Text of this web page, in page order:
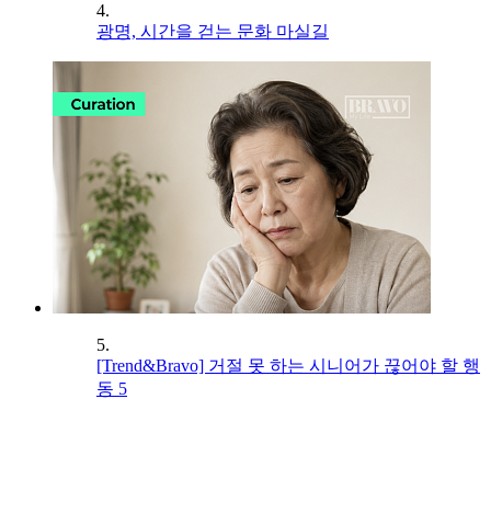
4.
광명, 시간을 걷는 문화 마실길
5.
[Trend&Bravo] 거절 못 하는 시니어가 끊어야 할 행
동 5